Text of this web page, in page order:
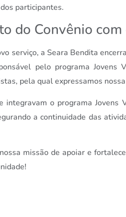
participantes.
do Convênio
serviço, a Seara Bendita
pelo programa Jovens
pela qual expressamos
integravam o programa Jovens
a continuidade das
missão de apoiar e